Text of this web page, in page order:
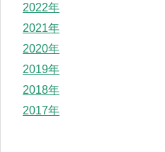
2022年
2021年
2020年
2019年
2018年
2017年